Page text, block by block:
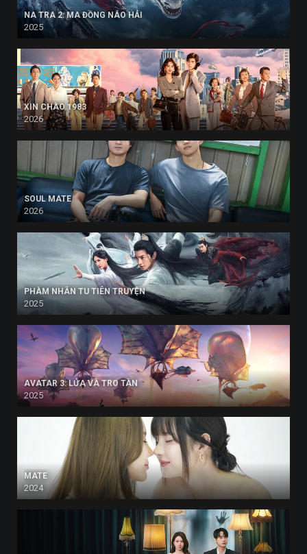
NA TRA 2: MA ĐỒNG NÁO HẢI
2025
XIN CHÀO 1983
2026
SOUL MATE
2026
PHÀM NHÂN TU TIÊN TRUYỆN
2025
AVATAR 3: LỬA VÀ TRO TÀN
2025
MATE
2024